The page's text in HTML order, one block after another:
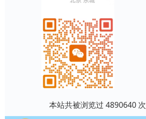
本站共被浏览过 4890640 次